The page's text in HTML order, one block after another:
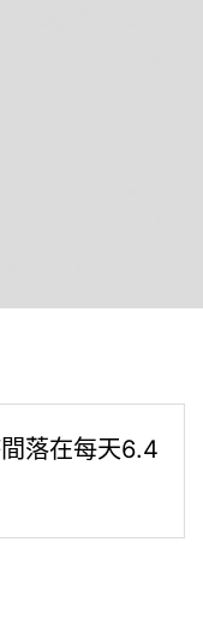
落在每天6.4